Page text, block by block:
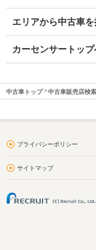
エリアから中古車
カーセンサートップ
中古車トップ 中古車販売店検索
プライバシーポリシー
サイトマップ